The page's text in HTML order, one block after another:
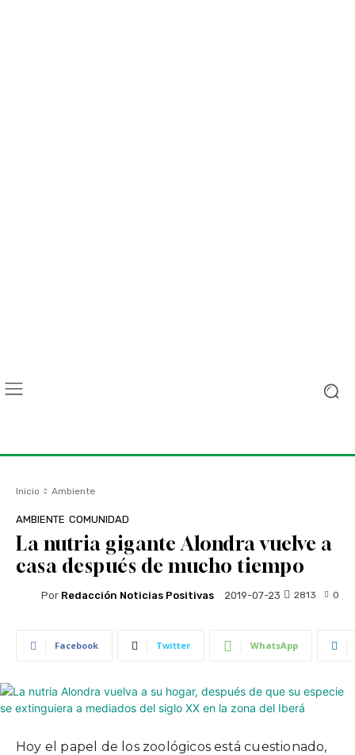
Inicio Ambiente
AMBIENTE COMUNIDAD
La nutria gigante Alondra vuelve a
casa después de mucho tiempo
Por Redacción Noticias Positivas 2019-07-23 0
2813
Facebook Twitter WhatsApp
Hoy el papel de los zoológicos está cuestionado,